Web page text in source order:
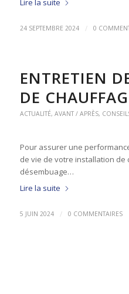
Lire la suite
24 SEPTEMBRE 2024 / 0
ENTRETIEN
DE
ACTUALITÉ, AVANT / APRÈS,
Pour assurer une
de vie de votre installation de
désembuage…
Lire la suite
5 JUIN 2024 / 0 COMMENTAIRES